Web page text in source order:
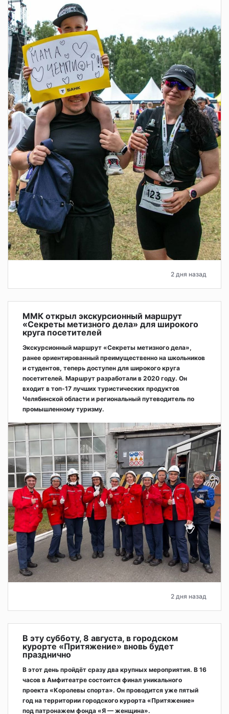
2 дня назад
ММК открыл экскурсионный маршрут
«Секреты метизного дела» для широкого
круга посетителей
Экскурсионный маршрут «Секреты метизного дела»,
ранее ориентированный преимущественно на школьников
и студентов, теперь доступен для широкого круга
посетителей. Маршрут разработали в 2020 году. Он
входит в топ-17 лучших туристических продуктов
Челябинской области и региональный путеводитель по
промышленному туризму.
2 дня назад
В эту субботу, 8 августа, в городском
курорте «Притяжение» вновь будет
празднично
В этот день пройдёт сразу два крупных мероприятия. В 16
часов в Амфитеатре состоится финал уникального
проекта «Королевы спорта». Он проводится уже пятый
год на территории городского курорта «Притяжение»
под патронажем фонда «Я — женщина».